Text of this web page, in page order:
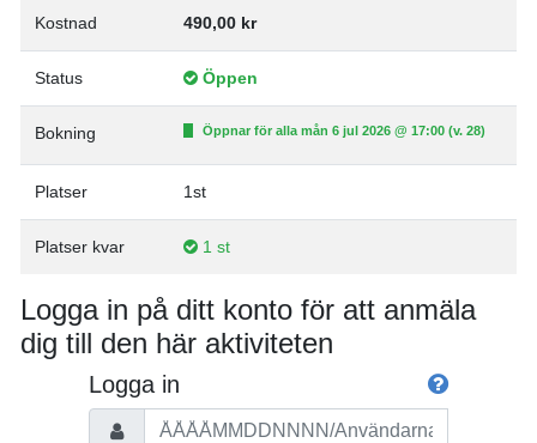
Kostnad 490,00 kr
Status Öppen
Bokning Öppnar för alla mån 6 jul 2026 @ 17:00 (v. 28)
Platser 1st
Platser kvar 1 st
Logga in på ditt konto för att anmäla
dig till den här aktiviteten
Logga in
Personnummer/Användarnamn